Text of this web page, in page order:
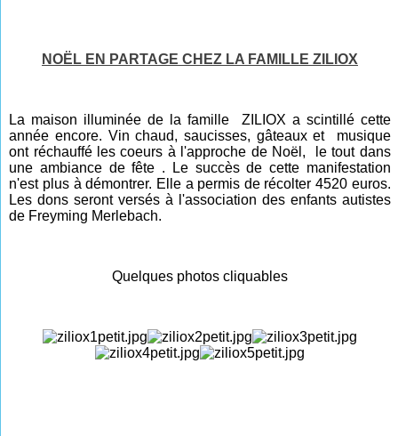
NOËL EN PARTAGE CHEZ LA FAMILLE ZILIOX
La maison illuminée de la famille ZILIOX a scintillé cette
année encore. Vin chaud, saucisses, gâteaux et musique
ont réchauffé les coeurs à l'approche de Noël, le tout dans
une ambiance de fête . Le succès de cette manifestation
n'est plus à démontrer. Elle a permis de récolter 4520 euros.
Les dons seront versés à l'association des enfants autistes
de Freyming Merlebach.
Quelques photos cliquables